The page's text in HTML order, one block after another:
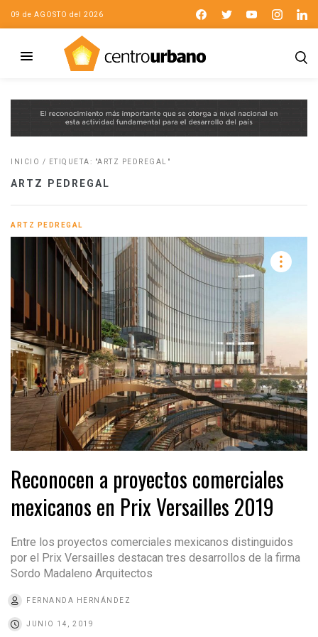
09 de AGOSTO del 2026
INICIO / ETIQUETA: "ARTZ PEDREGAL"
ARTZ PEDREGAL
ARTZ PEDREGAL
Reconocen a proyectos comerciales
mexicanos en Prix Versailles 2019
Entre los proyectos comerciales mexicanos distinguidos
por el Prix Versailles destacan tres desarrollos de la firma
Sordo Madaleno Arquitectos
FERNANDA HERNÁNDEZ
JUNIO 14, 2019